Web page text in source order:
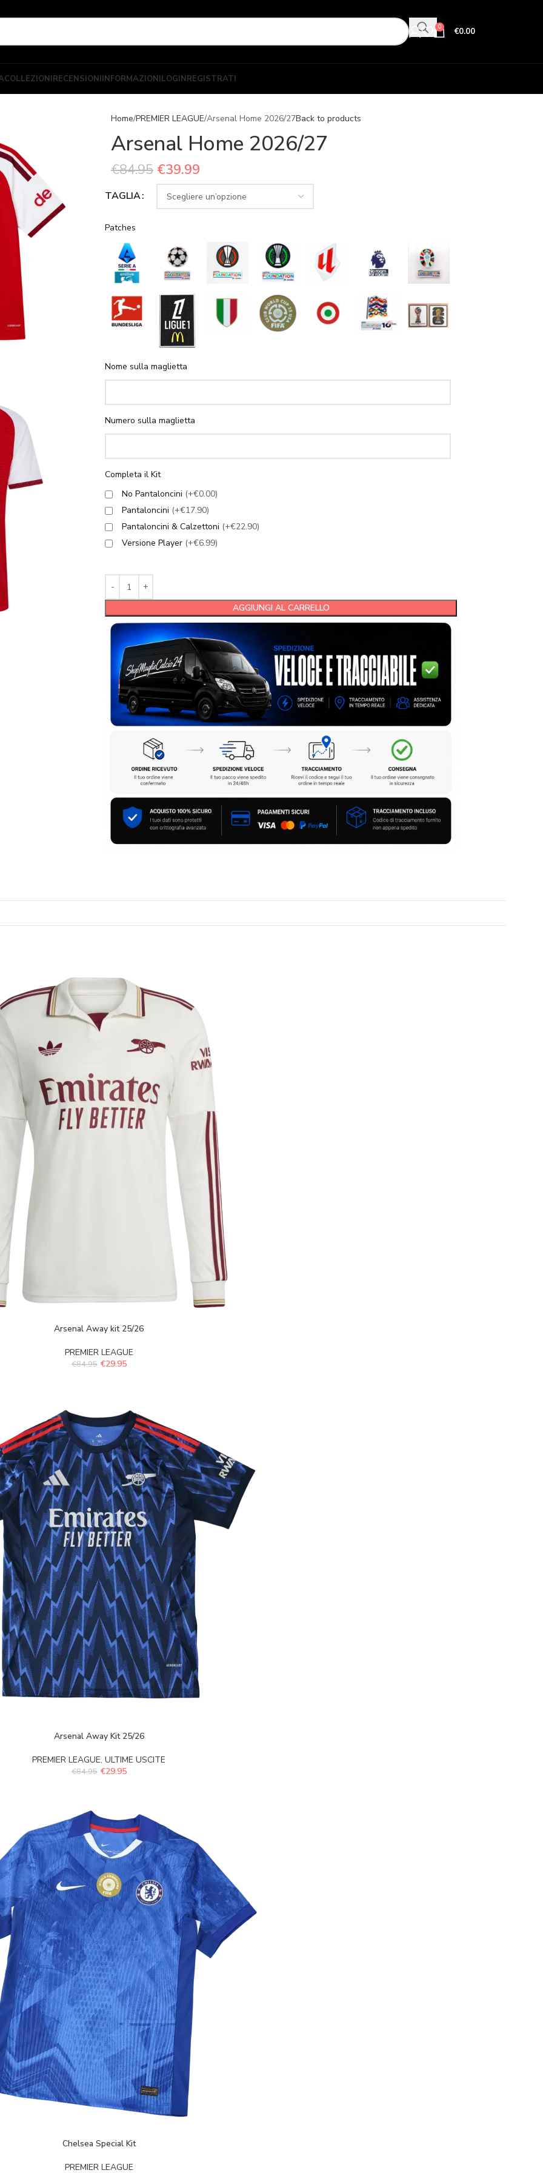
0 €0.00
COLLEZIONIRECENSIONIINFORMAZIONILOGINREGISTRATI
Home PREMIER LEAGUE Arsenal Home 2026/27Back to products
Arsenal Home 2026/27
€84.95 €39.99
TAGLIA
Patches
Nome sulla maglietta
Numero sulla maglietta
Completa il Kit
No Pantaloncini (+€0.00)
Pantaloncini (+€17.90)
Pantaloncini & Calzettoni (+€22.90)
Versione Player (+€6.99)
AGGIUNGI AL CARRELLO
Arsenal Away kit 25/26
PREMIER LEAGUE
€84.95 €29.95
Arsenal Away Kit 25/26
PREMIER LEAGUE, ULTIME USCITE
€84.95 €29.95
Chelsea Special Kit
PREMIER LEAGUE